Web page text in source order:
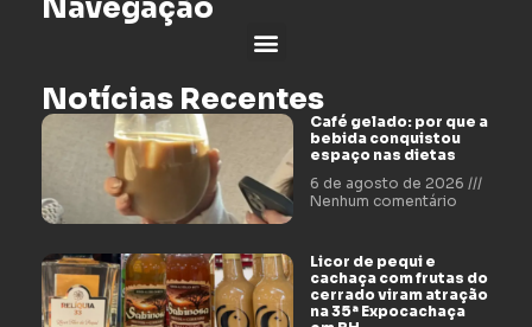
Navegação
Notícias Recentes
Café gelado: por que a
bebida conquistou
espaço nas dietas
6 de agosto de 2026
Nenhum comentário
Licor de pequi e
cachaça com frutas do
cerrado viram atração
na 35ª Expocachaça